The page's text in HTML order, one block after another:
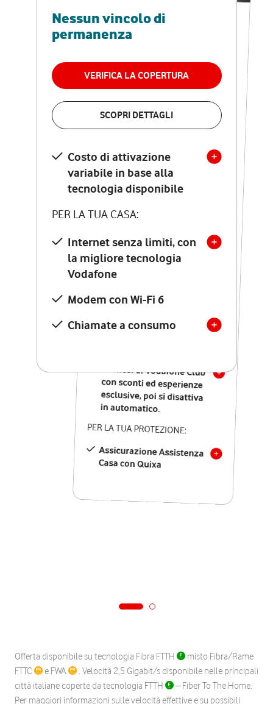
Nessun vincolo di
permanenza
VERIFICA LA COPERTURA
SCOPRI DETTAGLI
Costo di attivazione
variabile in base alla
tecnologia disponibile
PER LA TUA CASA:
Internet senza limiti, con
la migliore tecnologia
Vodafone
Modem con Wi-Fi 6
Chiamate a consumo
RETE FISSA + VODAFONE CLUB
29,95€
permanenza
VERIFICA LA COPERTURA
Costo di attivazione
variabile in base alla
tecnologia disponibile
PER LA TUA CASA:
Internet senza limiti, con
la migliore tecnologia
Vodafone
Modem Seven con Wi-Fi 7
Chiamate illimitate verso
numeri fissi e mobili
nazionali
12 mesi di Vodafone Club
con sconti ed esperienze
esclusive, poi si disattiva
in automatico.
PER LA TUA PROTEZIONE:
Assicurazione Assistenza
Casa con Quixa
Offerta disponibile su tecnologia Fibra FTTH
misto Fibra/Rame
FTTC
e FWA
. Velocità 2,5 Gigabit/s disponibile nelle principali
città italiane coperte da tecnologia FTTH
– Fiber To The Home.
Per maggiori informazioni sulle velocità effettive e su possibili